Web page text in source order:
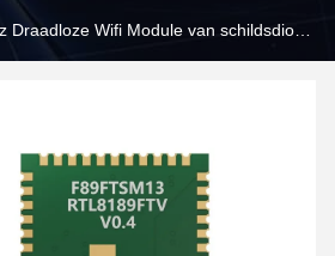
Draadloze Wifi Module van schildsdio